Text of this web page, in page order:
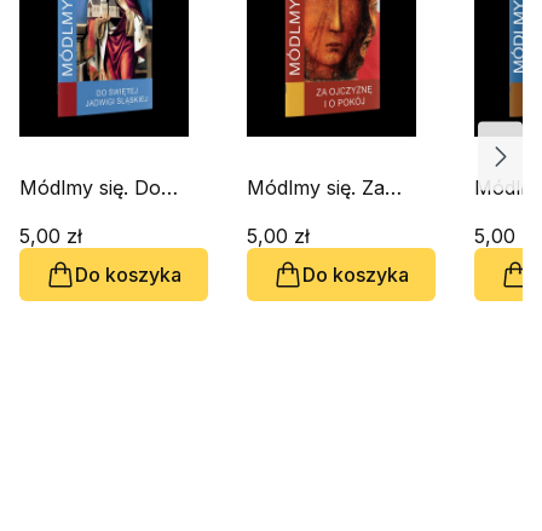
Módlmy się. Do
Śląskiej
5,00 zł
Do koszyka
Módlmy się. Za
5,00 zł
Do koszyka
5,00 zł